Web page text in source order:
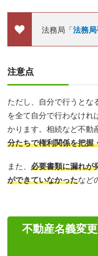
法務局「法務局
注意点
ただし、自分で行うとな
を全て自分で行わなけれ
かります。相続など不動
分たちで権利関係を把握
また、 必要書類に漏れが
ができていなかったなど
不動産名義変